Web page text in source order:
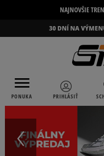
NAJNOVŠIE
30 DNÍ NA
PONUKA PRIHLÁSIŤ